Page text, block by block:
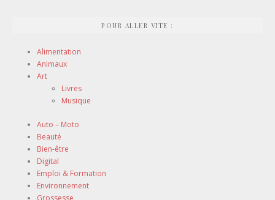
POUR ALLER VITE :
Alimentation
Animaux
Art
Livres
Musique
Auto – Moto
Beauté
Bien-être
Digital
Emploi & Formation
Environnement
Grossesse